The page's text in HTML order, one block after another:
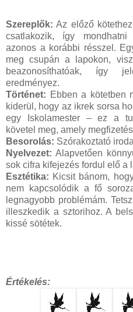
Szereplők: Az előző
csatlakozik, így
azonos a korábbi résszel.
meg csupán a lapokon,
beazonosíthatóak, így
eredményez.
Történet: Ebben a kötetben
kiderül, hogy az ikrek sorsa
egy Iskolamester – ez a
követel meg, amely
Besorolás: Szórakoztató
Nyelvezet: Alapvetően
sok cifra kifejezés fordul elő a
Esztétika: Kicsit bánom,
nem kapcsolódik a fő
legnagyobb problémám.
illeszkedik a sztorihoz. A
kissé sötétek.
Értékelés: